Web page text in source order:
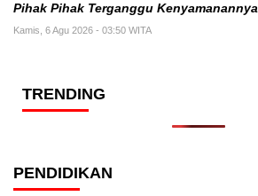
Pihak Pihak Terganggu Kenyamanannya
Kamis, 6 Agu 2026 - 03:50 WITA
TRENDING
PENDIDIKAN